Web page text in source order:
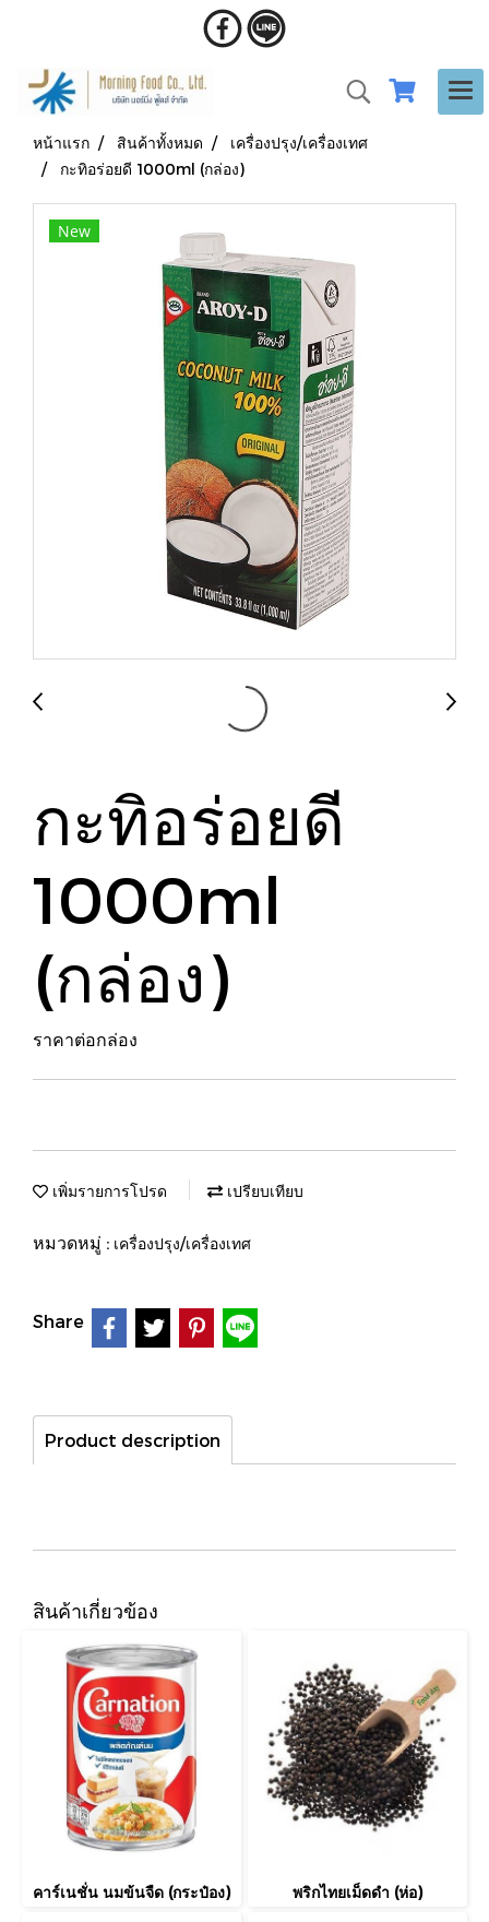
หน้าแรก สินค้าทั้งหมด
เครื่องปรุง/เครื่องเทศ
กะทิอร่อยดี 1000ml (กล่อง)
New
กะทิอร่อยดี
1000ml
(กล่อง)
ราคาต่อกล่อง
เพิ่มรายการโปรด เปรียบเทียบ
หมวดหมู่ : เครื่องปรุง/เครื่องเทศ
Share
Product description
สินค้าเกี่ยวข้อง
คาร์เนชั่น นมข้นจืด (กระป๋อง) พริกไทยเม็ดดำ (ห่อ)